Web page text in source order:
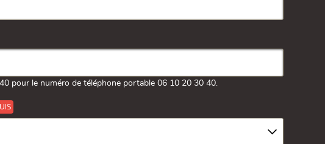
pour le numéro de téléphone portable 06 10 20 30 40.